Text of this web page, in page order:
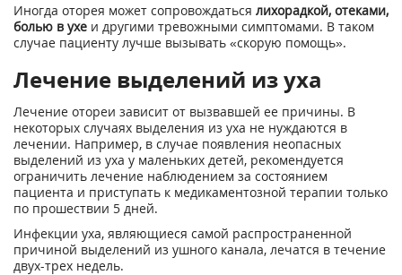
Иногда оторея может сопровождаться лихорадкой, отеками,
болью в ухе и другими тревожными симптомами. В таком
случае пациенту лучше вызывать «скорую помощь».
Лечение выделений из уха
Лечение отореи зависит от вызвавшей ее причины. В
некоторых случаях выделения из уха не нуждаются в
лечении. Например, в случае появления неопасных
выделений из уха у маленьких детей, рекомендуется
ограничить лечение наблюдением за состоянием
пациента и приступать к медикаментозной терапии только
по прошествии 5 дней.
Инфекции уха, являющиеся самой распространенной
причиной выделений из ушного канала, лечатся в течение
двух-трех недель.